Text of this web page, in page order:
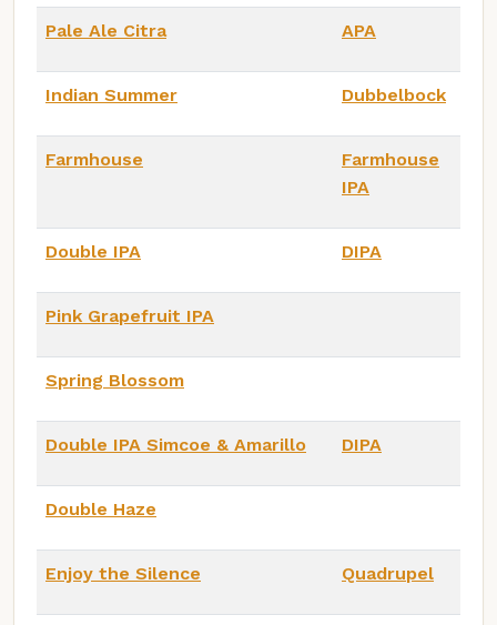
Pale Ale Citra APA
Indian Summer Dubbelbock
Farmhouse
Farmhouse
IPA
Double IPA DIPA
Pink Grapefruit IPA
Spring Blossom
Double IPA Simcoe & Amarillo DIPA
Double Haze
Enjoy the Silence Quadrupel